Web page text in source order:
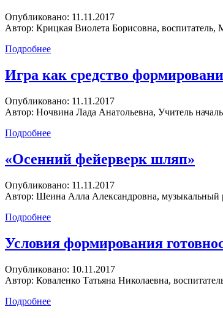
Опубликовано: 11.11.2017
Автор: Крицкая Виолета Борисовна,
Подробнее
Игра как средство
Опубликовано: 11.11.2017
Автор: Ночвина Лада Анатольевна, Учитель
Подробнее
«Осенний фейерверк шляп»
Опубликовано: 11.11.2017
Автор: Шеина Алла Александровна,
Подробнее
Условия формирования
Опубликовано: 10.11.2017
Автор: Коваленко Татьяна Николаевна,
Подробнее